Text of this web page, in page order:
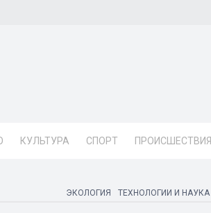
КУЛЬТУРА СПОРТ ПРОИСШЕСТВИЯ
ЭКОЛОГИЯ ТЕХНОЛОГИИ И НАУКА